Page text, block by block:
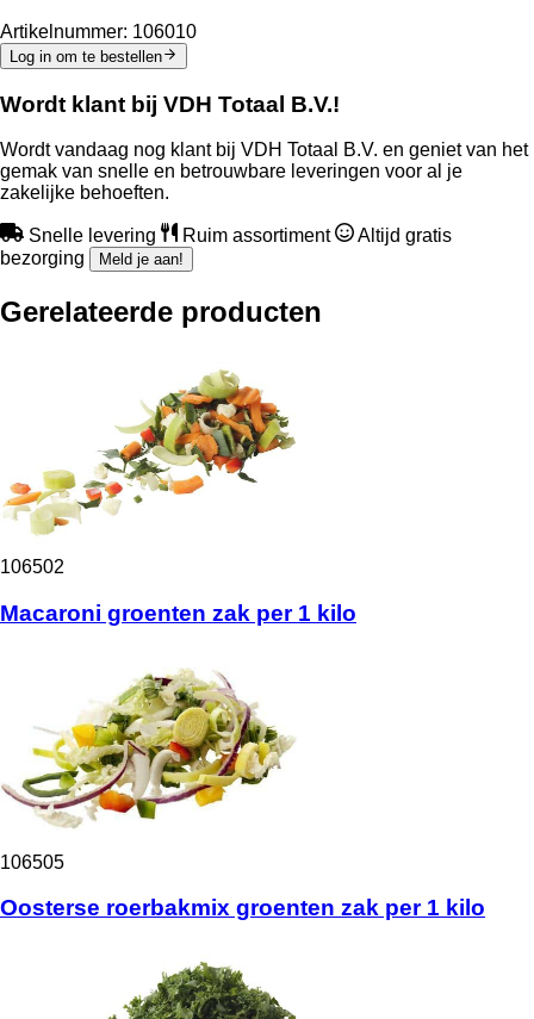
Artikelnummer: 106010
Log in om te bestellen
Wordt klant bij VDH Totaal B.V.!
Wordt vandaag nog klant bij VDH Totaal B.V. en geniet van het
gemak van snelle en betrouwbare leveringen voor al je
zakelijke behoeften.
Snelle levering Ruim assortiment
Altijd gratis
bezorging
Meld je aan!
Gerelateerde producten
106502
Macaroni groenten zak per 1 kilo
106505
Oosterse roerbakmix groenten zak per 1 kilo